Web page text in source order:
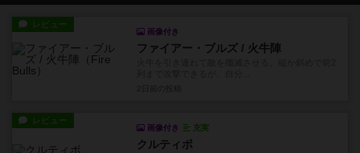
レビュー
画像付き
ファイアー・ブルズ / 火牛陣
レビュー
画像付き 充実
クルティボ